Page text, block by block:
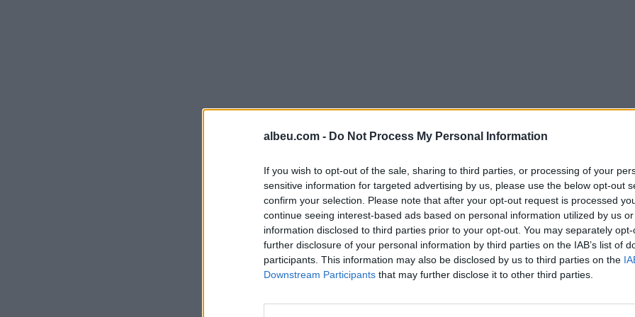
albeu.com - Do Not Process My Personal Information
If you wish to opt-out of the sale, sharing to third parties, or processing of your
sensitive information for targeted advertising by us, please use the below opt-out
confirm your selection. Please note that after your opt-out request is processed
continue seeing interest-based ads based on personal information utilized by us
information disclosed to third parties prior to your opt-out. You may separately
further disclosure of your personal information by third parties on the IAB’s list of
participants. This information may also be disclosed by us to third parties on the
Downstream Participants that may further disclose it to other third parties.